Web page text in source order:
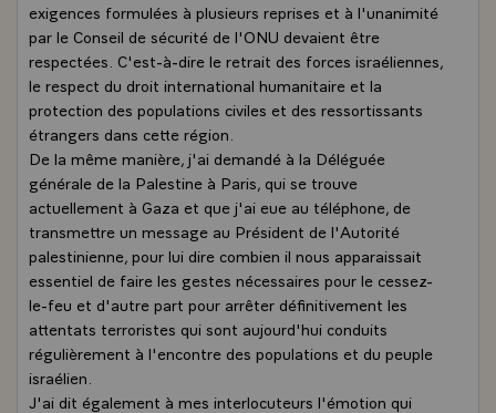
exigences formulées à plusieurs reprises et à l'unanimité
par le Conseil de sécurité de l'ONU devaient être
respectées. C'est-à-dire le retrait des forces israéliennes,
le respect du droit international humanitaire et la
protection des populations civiles et des ressortissants
étrangers dans cette région.
De la même manière, j'ai demandé à la Déléguée
générale de la Palestine à Paris, qui se trouve
actuellement à Gaza et que j'ai eue au téléphone, de
transmettre un message au Président de l'Autorité
palestinienne, pour lui dire combien il nous apparaissait
essentiel de faire les gestes nécessaires pour le cessez-
le-feu et d'autre part pour arrêter définitivement les
attentats terroristes qui sont aujourd'hui conduits
régulièrement à l'encontre des populations et du peuple
israélien.
J'ai dit également à mes interlocuteurs l'émotion qui